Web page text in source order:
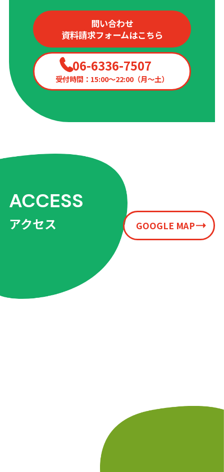
問い合わせ
資料請求フォームはこちら
06-6336-7507
受付時間：15:00〜22:00（月〜土）
ACCESS
アクセス GOOGLE MAP